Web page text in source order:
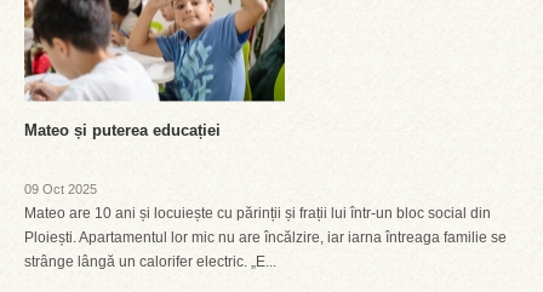
Mateo și puterea educației
09 Oct 2025
Mateo are 10 ani și locuiește cu părinții și frații lui într-un bloc social din
Ploiești. Apartamentul lor mic nu are încălzire, iar iarna întreaga familie se
strânge lângă un calorifer electric. „E...